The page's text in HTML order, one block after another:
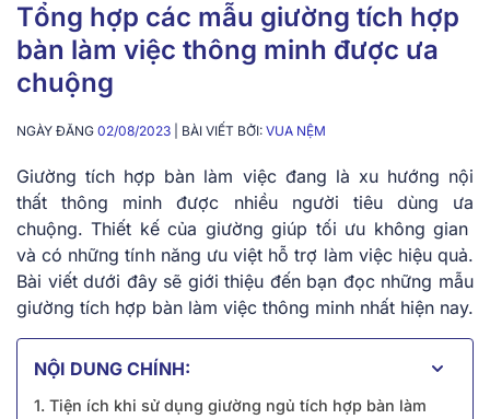
Tổng hợp các mẫu giường tích hợp
bàn làm việc thông minh được ưa
chuộng
NGÀY ĐĂNG 02/08/2023 | BÀI VIẾT BỞI: VUA NỆM
Giường tích hợp bàn làm việc đang là xu hướng nội
thất thông minh được nhiều người tiêu dùng ưa
chuộng. Thiết kế của giường giúp tối ưu không gian
và có những tính năng ưu việt hỗ trợ làm việc hiệu quả.
Bài viết dưới đây sẽ giới thiệu đến bạn đọc những mẫu
giường tích hợp bàn làm việc thông minh nhất hiện nay.
NỘI DUNG CHÍNH:
1. Tiện ích khi sử dụng giường ngủ tích hợp bàn làm